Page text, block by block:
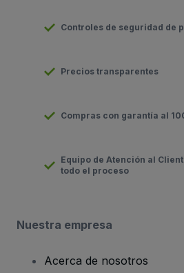
Controles de seguridad de
Precios transparentes
Compras con garantía al
Equipo de Atención al
todo el proceso
Nuestra empresa
Acerca de nosotros